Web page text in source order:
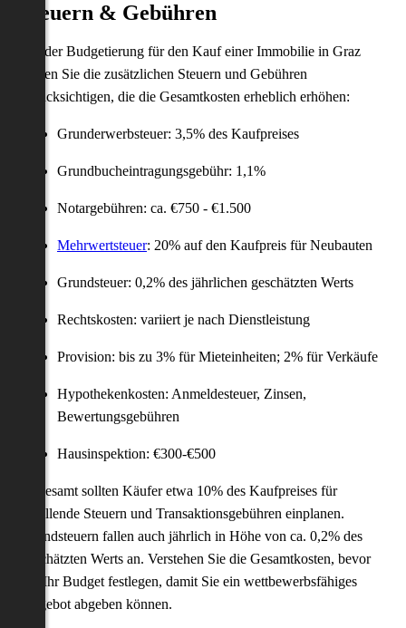
Steuern & Gebühren
Bei der Budgetierung für den Kauf einer Immobilie in Graz
sollten Sie die zusätzlichen Steuern und Gebühren
berücksichtigen, die die Gesamtkosten erheblich erhöhen:
Grunderwerbsteuer: 3,5% des Kaufpreises
Grundbucheintragungsgebühr: 1,1%
Notargebühren: ca. €750 - €1.500
Mehrwertsteuer: 20% auf den Kaufpreis für Neubauten
Grundsteuer: 0,2% des jährlichen geschätzten Werts
Rechtskosten: variiert je nach Dienstleistung
Provision: bis zu 3% für Mieteinheiten; 2% für Verkäufe
Hypothekenkosten: Anmeldesteuer, Zinsen,
Bewertungsgebühren
Hausinspektion: €300-€500
Insgesamt sollten Käufer etwa 10% des Kaufpreises für
anfallende Steuern und Transaktionsgebühren einplanen.
Grundsteuern fallen auch jährlich in Höhe von ca. 0,2% des
geschätzten Werts an. Verstehen Sie die Gesamtkosten, bevor
Sie Ihr Budget festlegen, damit Sie ein wettbewerbsfähiges
Angebot abgeben können.